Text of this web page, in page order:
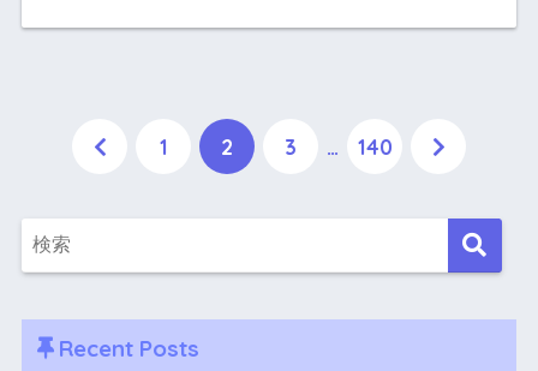
1 2 3 … 140
Recent Posts